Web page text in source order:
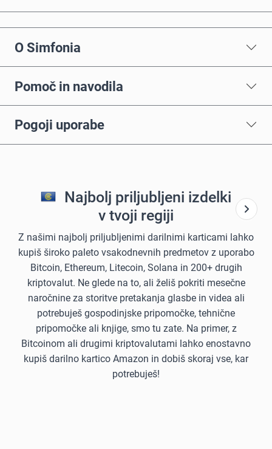
O Simfonia
Pomoč in navodila
Pogoji uporabe
Najbolj priljubljeni izdelki
v tvoji regiji
Z našimi najbolj priljubljenimi darilnimi karticami lahko
kupiš široko paleto vsakodnevnih predmetov z uporabo
Bitcoin, Ethereum, Litecoin, Solana in 200+ drugih
kriptovalut. Ne glede na to, ali želiš pokriti mesečne
naročnine za storitve pretakanja glasbe in videa ali
potrebuješ gospodinjske pripomočke, tehnične
pripomočke ali knjige, smo tu zate. Na primer, z
Bitcoinom ali drugimi kriptovalutami lahko enostavno
kupiš darilno kartico Amazon in dobiš skoraj vse, kar
potrebuješ!